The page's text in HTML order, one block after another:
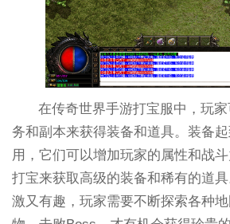
在传奇世界手游打宝服中，玩
务和副本来获得装备和道具。装备
用，它们可以增加玩家的属性和战
打宝来获取高级的装备和稀有的道
激又有趣，玩家需要不断探索各种